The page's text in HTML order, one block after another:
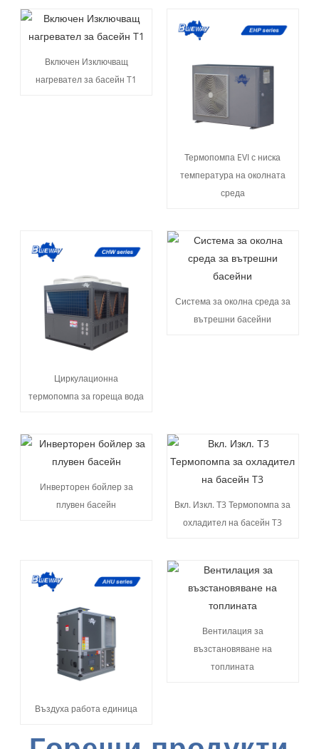
Включен Изключващ
нагревател за басейн T1
Термопомпа EVI с ниска
температура на околната
среда
Циркулационна
термопомпа за гореща вода
Система за околна среда за
вътрешни басейни
Инверторен бойлер за
плувен басейн
Вкл. Изкл. Т3 Термопомпа за
охладител на басейн T3
Въздуха работа единица
Вентилация за
възстановяване на
топлината